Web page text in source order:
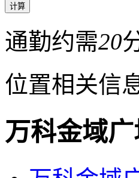
通勤约需20
位置相关信
万科金域